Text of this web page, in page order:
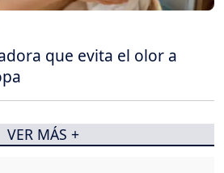
que evita el olor a
VER MÁS +